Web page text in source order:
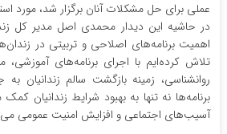
عملی برای حل مشکلات آنان برگزار شد، مورد
در حاشیه این دیدار محمدی اصل مدیر کل
اهمیت برنامه‌های اصلاحی و تربیتی در
تلاش کرده‌ایم با اجرای برنامه‌های
روانشناسی، زمینه بازگشت سالم زندانیان
برنامه‌ها نه تنها به بهبود شرایط زندانیان
آسیب‌های اجتماعی و افزایش امنیت عمومی